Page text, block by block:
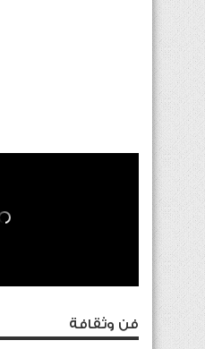
فن وثقافة